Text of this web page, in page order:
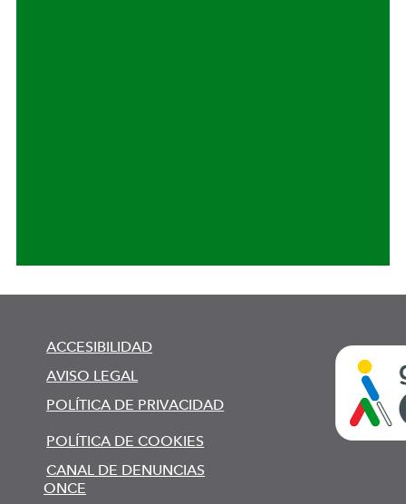
ACCESIBILIDAD
AVISO LEGAL
POLÍTICA DE PRIVACIDAD
POLÍTICA DE COOKIES
CANAL DE DENUNCIAS
ONCE